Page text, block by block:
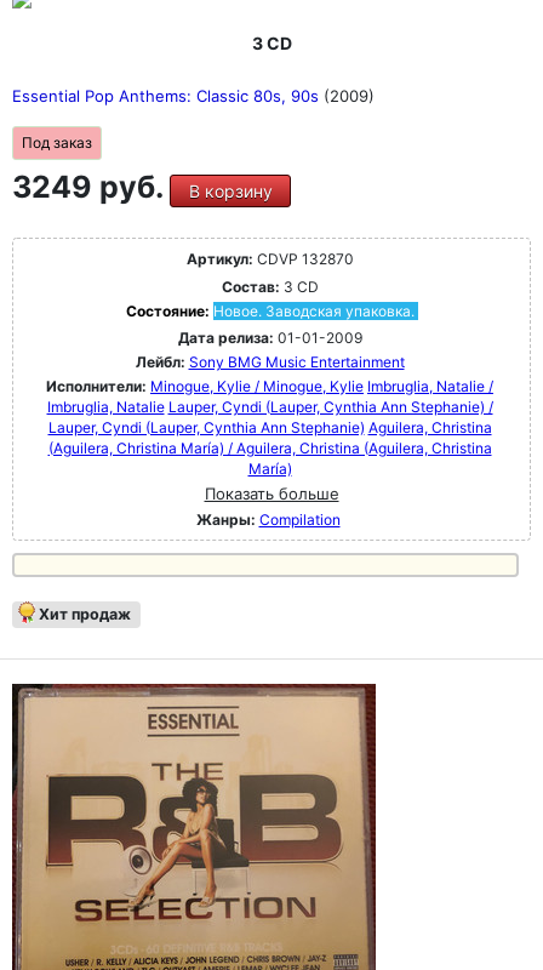
3 CD
Essential Pop Anthems: Classic 80s, 90s (2009)
Под заказ
3249 руб. В корзину
Артикул: CDVP 132870
Состав: 3 CD
Состояние: Новое. Заводская упаковка.
Дата релиза: 01-01-2009
Лейбл: Sony BMG Music Entertainment
Исполнители: Minogue, Kylie / Minogue, Kylie Imbruglia, Natalie /
Imbruglia, Natalie Lauper, Cyndi (Lauper, Cynthia Ann Stephanie) /
Lauper, Cyndi (Lauper, Cynthia Ann Stephanie) Aguilera, Christina
(Aguilera, Christina María) / Aguilera, Christina (Aguilera, Christina
María)
Показать больше
Жанры: Compilation
Хит продаж